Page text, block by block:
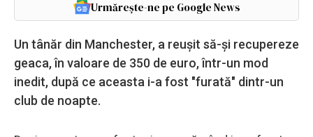
Urmărește-ne pe Google News
Un tânăr din Manchester, a reușit să-și recupereze
geaca, în valoare de 350 de euro, într-un mod
inedit, după ce aceasta i-a fost "furată" dintr-un
club de noapte.